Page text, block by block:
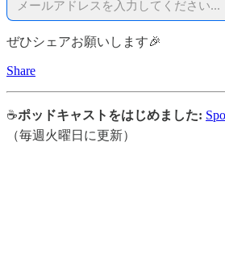
ぜひシェアお願いします🎉
Share
☕ポッドキャストをはじめました:
（毎週火曜日に更新）